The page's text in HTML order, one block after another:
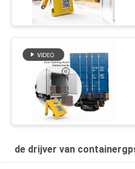
de drijver van